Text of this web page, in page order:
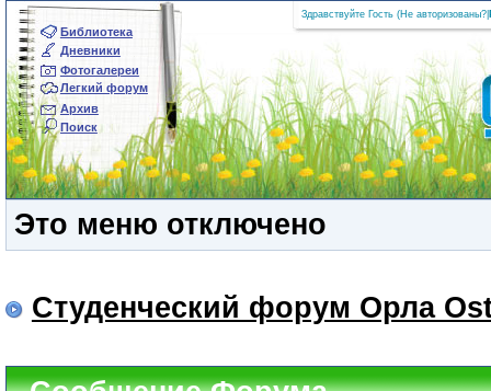
Библиотека
Дневники
Фотогалереи
Легкий форум
Архив
Поиск
Здравствуйте Гость (Не авторизованы?
Это меню отключено
Студенческий форум Орла